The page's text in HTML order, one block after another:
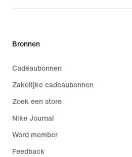
Bronnen
Cadeaubonnen
Zakelijke cadeaubonnen
Zoek een store
Nike Journal
Word member
Feedback